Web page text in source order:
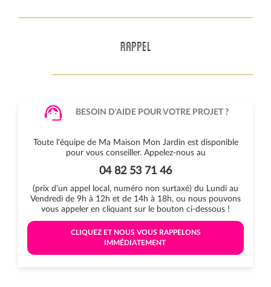
RAPPEL
BESOIN D'AIDE POUR VOTRE PROJET ?
Toute l'équipe de Ma Maison Mon Jardin est disponible
pour vous conseiller. Appelez-nous au
04 82 53 71 46
(prix d'un appel local, numéro non surtaxé) du Lundi au
Vendredi de 9h à 12h et de 14h à 18h, ou nous pouvons
vous appeler en cliquant sur le bouton ci-dessous !
IMMÉDIATEMENT